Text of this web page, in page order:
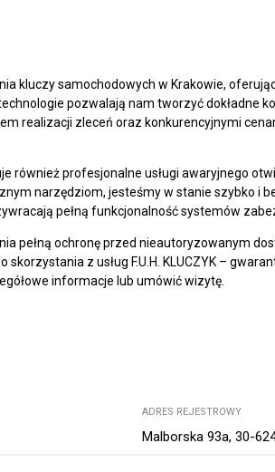
kluczy samochodowych w Krakowie,
pozwalają nam tworzyć dokładne
realizacji zleceń oraz konkurencyjnymi
również profesjonalne usługi awaryjnego
narzędziom, jesteśmy w stanie szybko i
pełną funkcjonalność systemów
pełną ochronę przed nieautoryzowanym
z usług F.U.H. KLUCZYK –
informacje lub umówić wizytę.
ADRES REJESTROWY
Malborska 93a, 30-